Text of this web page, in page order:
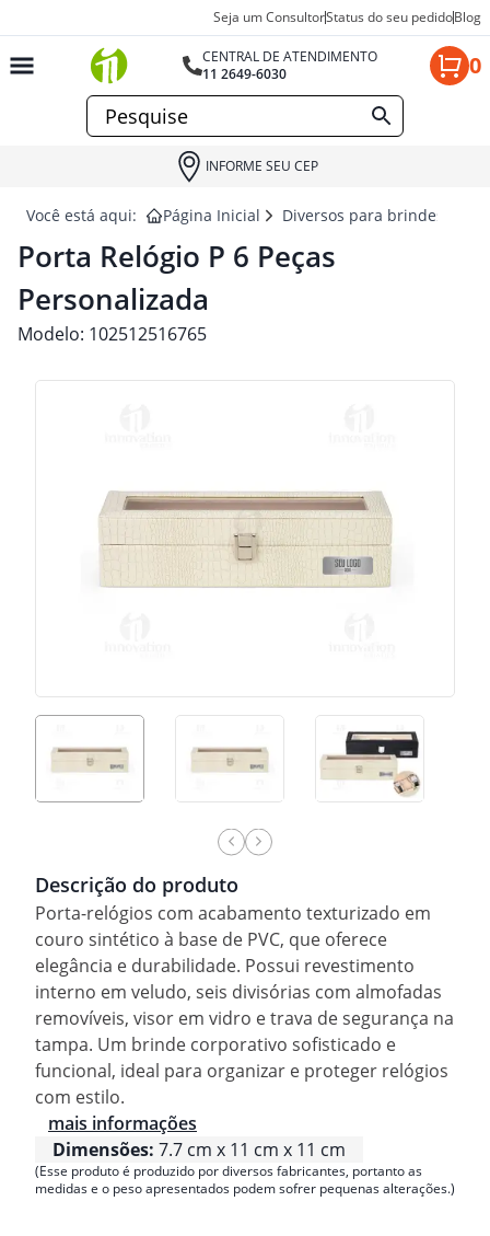
Seja um ConsultorStatus do seu pedidoBlog
CENTRAL DE ATENDIMENTO
11 2649-6030
0
INFORME SEU CEP
Você está aqui: Página Inicial Diversos para brindes
Porta Relógio P 6 Peças
Personalizada
Modelo: 102512516765
Descrição do produto
Porta-relógios com acabamento texturizado em
couro sintético à base de PVC, que oferece
elegância e durabilidade. Possui revestimento
interno em veludo, seis divisórias com almofadas
removíveis, visor em vidro e trava de segurança na
tampa. Um brinde corporativo sofisticado e
funcional, ideal para organizar e proteger relógios
com estilo.
mais informações
Dimensões: 7.7 cm x 11 cm x 11 cm
(Esse produto é produzido por diversos fabricantes, portanto as
medidas e o peso apresentados podem sofrer pequenas alterações.)